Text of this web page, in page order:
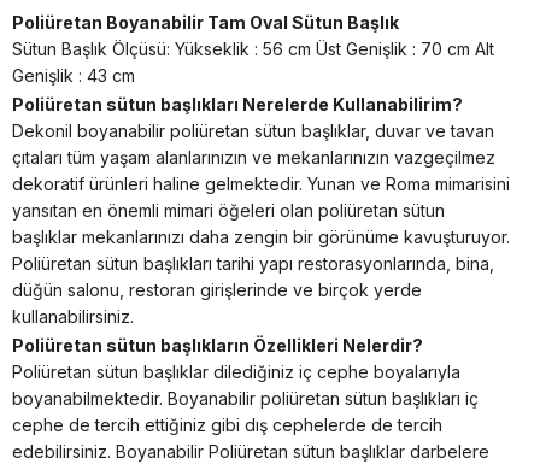
Poliüretan Boyanabilir Tam Oval Sütun Başlık
Sütun Başlık Ölçüsü: Yükseklik : 56 cm Üst Genişlik : 70 cm Alt
Genişlik : 43 cm
Poliüretan sütun başlıkları Nerelerde Kullanabilirim?
Dekonil boyanabilir poliüretan sütun başlıklar, duvar ve tavan
çıtaları tüm yaşam alanlarınızın ve mekanlarınızın vazgeçilmez
dekoratif ürünleri haline gelmektedir. Yunan ve Roma mimarisini
yansıtan en önemli mimari öğeleri olan poliüretan sütun
başlıklar mekanlarınızı daha zengin bir görünüme kavuşturuyor.
Poliüretan sütun başlıkları tarihi yapı restorasyonlarında, bina,
düğün salonu, restoran girişlerinde ve birçok yerde
kullanabilirsiniz.
Poliüretan sütun başlıkların Özellikleri Nelerdir?
Poliüretan sütun başlıklar dilediğiniz iç cephe boyalarıyla
boyanabilmektedir. Boyanabilir poliüretan sütun başlıkları iç
cephe de tercih ettiğiniz gibi dış cephelerde de tercih
edebilirsiniz. Boyanabilir Poliüretan sütun başlıklar darbelere